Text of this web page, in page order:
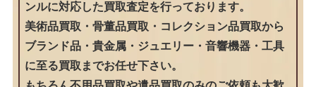
ンルに対応した買取査定を行っております。
美術品買取・骨董品買取・コレクション品買取から
ブランド品・貴金属・ジュエリー・音響機器・工具
に至る買取までお任せ下さい。